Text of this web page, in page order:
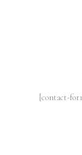
[contact-